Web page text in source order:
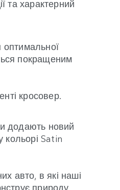
та характерний
покращеним
кросовер.
додають новий
Satin
авто, в які наші
природу